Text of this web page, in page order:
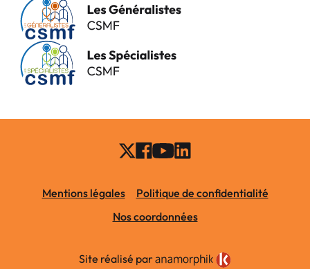
Mentions légales
Politique de confidentialité
Nos coordonnées
Site réalisé par